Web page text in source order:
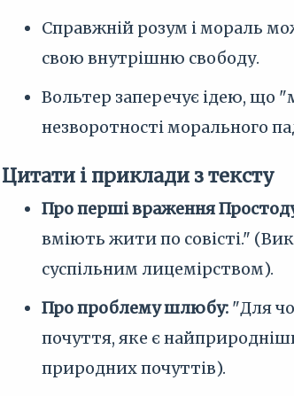
Справжній розум і мораль
свою внутрішню свободу.
Вольтер заперечує ідею, що
незворотності морального
Цитати і приклади з тексту
Про перші враження
вміють жити по совісті."
суспільним лицемірством).
Про проблему шлюбу: "Для
почуття, яке є
природних почуттів).